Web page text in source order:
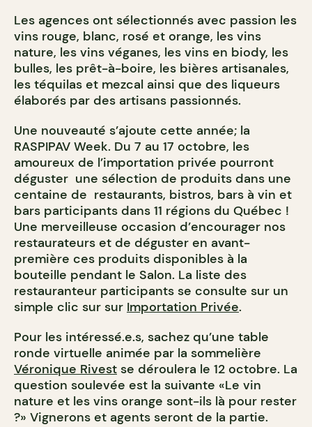
Les agences ont sélectionnés avec passion les
vins rouge, blanc, rosé et orange, les vins
nature, les vins véganes, les vins en biody, les
bulles, les prêt-à-boire, les bières artisanales,
les téquilas et mezcal ainsi que des liqueurs
élaborés par des artisans passionnés.
Une nouveauté s’ajoute cette année; la
RASPIPAV Week. Du 7 au 17 octobre, les
amoureux de l’importation privée pourront
déguster une sélection de produits dans une
centaine de restaurants, bistros, bars à vin et
bars participants dans 11 régions du Québec !
Une merveilleuse occasion d’encourager nos
restaurateurs et de déguster en avant-
première ces produits disponibles à la
bouteille pendant le Salon. La liste des
restauranteur participants se consulte sur un
simple clic sur sur Importation Privée.
Pour les intéressé.e.s, sachez qu’une table
ronde virtuelle animée par la sommelière
Véronique Rivest se déroulera le 12 octobre. La
question soulevée est la suivante «Le vin
nature et les vins orange sont-ils là pour rester
?» Vignerons et agents seront de la partie.